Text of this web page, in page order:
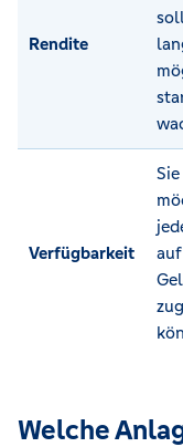
Rendite
Verfügbarkeit
Sie
Welche